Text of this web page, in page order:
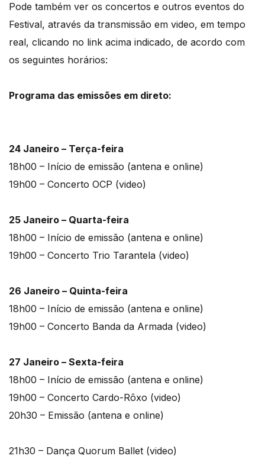
Pode também ver os concertos e outros eventos do
Festival, através da transmissão em video, em tempo
real, clicando no link acima indicado, de acordo com
os seguintes horários:
Programa das emissões em direto:
24 Janeiro – Terça-feira
18h00 – Início de emissão (antena e online)
19h00 – Concerto OCP (video)
25 Janeiro – Quarta-feira
18h00 – Início de emissão (antena e online)
19h00 – Concerto Trio Tarantela (video)
26 Janeiro – Quinta-feira
18h00 – Início de emissão (antena e online)
19h00 – Concerto Banda da Armada (video)
27 Janeiro – Sexta-feira
18h00 – Início de emissão (antena e online)
19h00 – Concerto Cardo-Rôxo (video)
20h30 – Emissão (antena e online)
21h30 – Dança Quorum Ballet (video)